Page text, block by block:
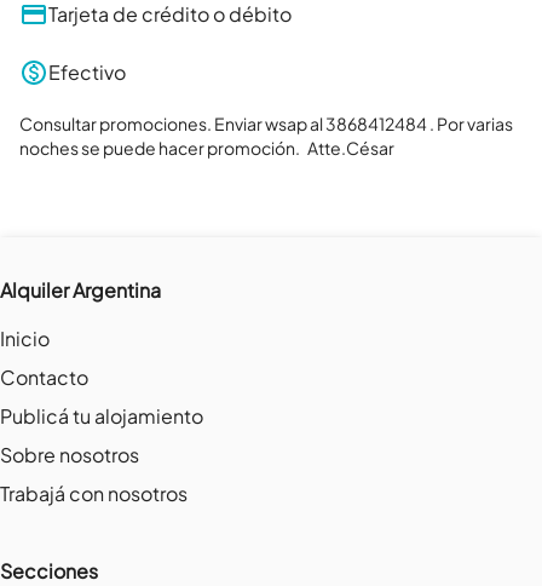
Tarjeta de crédito o débito
Efectivo
Consultar promociones. Enviar wsap al 3868412484 . Por varias
noches se puede hacer promoción.   Atte.César
Alquiler Argentina
Inicio
Contacto
Publicá tu alojamiento
Sobre nosotros
Trabajá con nosotros
Secciones